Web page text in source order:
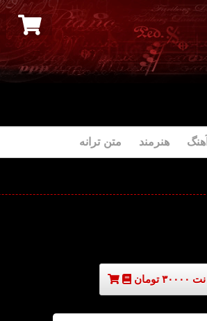
هنرمند متن ترانه
تومان